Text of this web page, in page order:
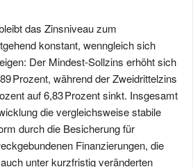
das Zinsniveau zum
konstant, wenngleich sich
Der Mindest-Sollzins erhöht sich
Prozent, während der Zweidrittelzins
auf 6,83 Prozent sinkt. Insgesamt
die vergleichsweise stabile
durch die Besicherung für
Finanzierungen, die
unter kurzfristig veränderten